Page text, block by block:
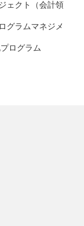
ェクト（会計領
グラムマネジメ
ログラム